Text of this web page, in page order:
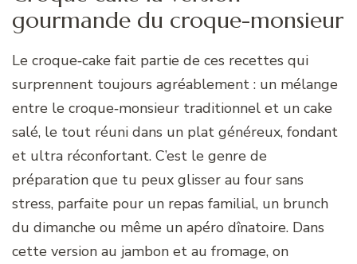
gourmande du croque-monsieur
Le croque‑cake fait partie de ces recettes qui
surprennent toujours agréablement : un mélange
entre le croque‑monsieur traditionnel et un cake
salé, le tout réuni dans un plat généreux, fondant
et ultra réconfortant. C’est le genre de
préparation que tu peux glisser au four sans
stress, parfaite pour un repas familial, un brunch
du dimanche ou même un apéro dînatoire. Dans
cette version au jambon et au fromage, on